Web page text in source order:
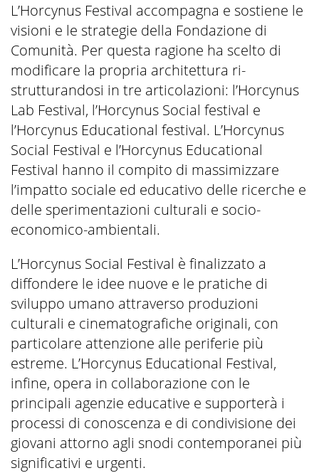
L’Horcynus Festival accompagna e sostiene le
visioni e le strategie della Fondazione di
Comunità. Per questa ragione ha scelto di
modificare la propria architettura ri-
strutturandosi in tre articolazioni: l’Horcynus
Lab Festival, l’Horcynus Social festival e
l’Horcynus Educational festival. L’Horcynus
Social Festival e l’Horcynus Educational
Festival hanno il compito di massimizzare
l’impatto sociale ed educativo delle ricerche e
delle sperimentazioni culturali e socio-
economico-ambientali.
L’Horcynus Social Festival è finalizzato a
diffondere le idee nuove e le pratiche di
sviluppo umano attraverso produzioni
culturali e cinematografiche originali, con
particolare attenzione alle periferie più
estreme. L’Horcynus Educational Festival,
infine, opera in collaborazione con le
principali agenzie educative e supporterà i
processi di conoscenza e di condivisione dei
giovani attorno agli snodi contemporanei più
significativi e urgenti.